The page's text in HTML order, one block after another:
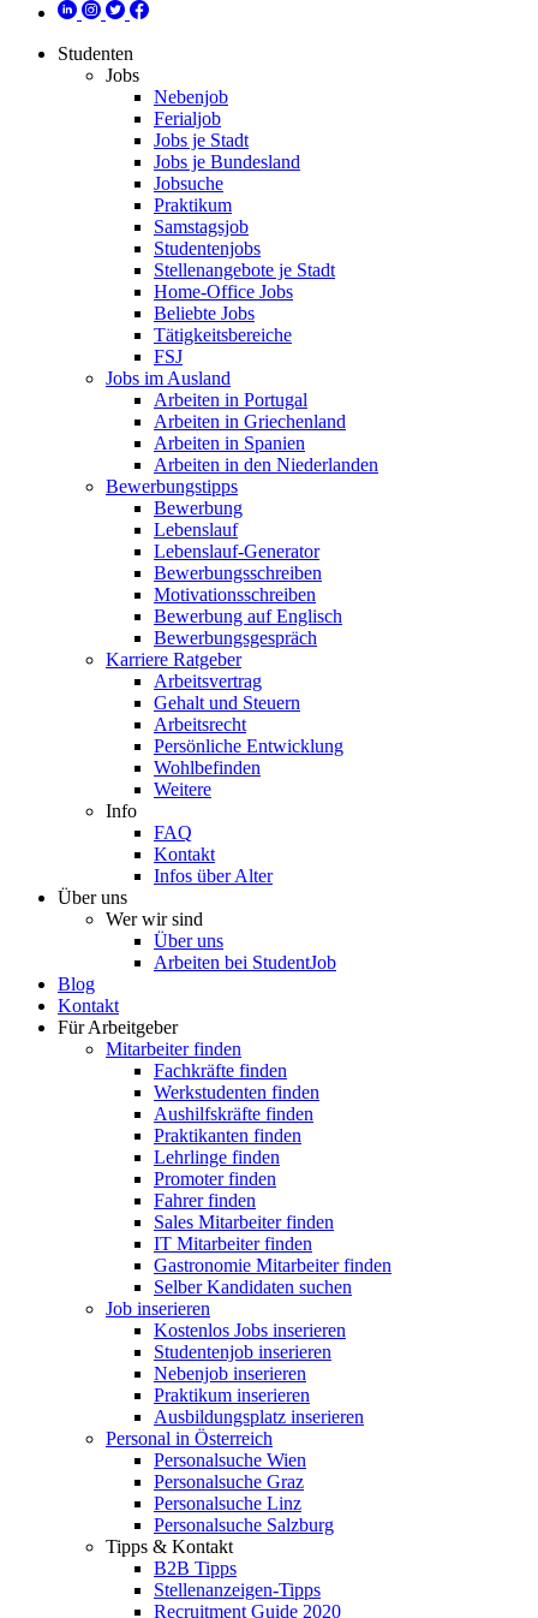
Studenten
Jobs
Nebenjob
Ferialjob
Jobs je Stadt
Jobs je Bundesland
Jobsuche
Praktikum
Samstagsjob
Studentenjobs
Stellenangebote je Stadt
Home-Office Jobs
Beliebte Jobs
Tätigkeitsbereiche
FSJ
Jobs im Ausland
Arbeiten in Portugal
Arbeiten in Griechenland
Arbeiten in Spanien
Arbeiten in den Niederlanden
Bewerbungstipps
Bewerbung
Lebenslauf
Lebenslauf-Generator
Bewerbungsschreiben
Motivationsschreiben
Bewerbung auf Englisch
Bewerbungsgespräch
Karriere Ratgeber
Arbeitsvertrag
Gehalt und Steuern
Arbeitsrecht
Persönliche Entwicklung
Wohlbefinden
Weitere
Info
FAQ
Kontakt
Infos über Alter
Über uns
Wer wir sind
Über uns
Arbeiten bei StudentJob
Blog
Kontakt
Für Arbeitgeber
Mitarbeiter finden
Fachkräfte finden
Werkstudenten finden
Aushilfskräfte finden
Praktikanten finden
Lehrlinge finden
Promoter finden
Fahrer finden
Sales Mitarbeiter finden
IT Mitarbeiter finden
Gastronomie Mitarbeiter finden
Selber Kandidaten suchen
Job inserieren
Kostenlos Jobs inserieren
Studentenjob inserieren
Nebenjob inserieren
Praktikum inserieren
Ausbildungsplatz inserieren
Personal in Österreich
Personalsuche Wien
Personalsuche Graz
Personalsuche Linz
Personalsuche Salzburg
Tipps & Kontakt
B2B Tipps
Stellenanzeigen-Tipps
Recruitment Guide 2020